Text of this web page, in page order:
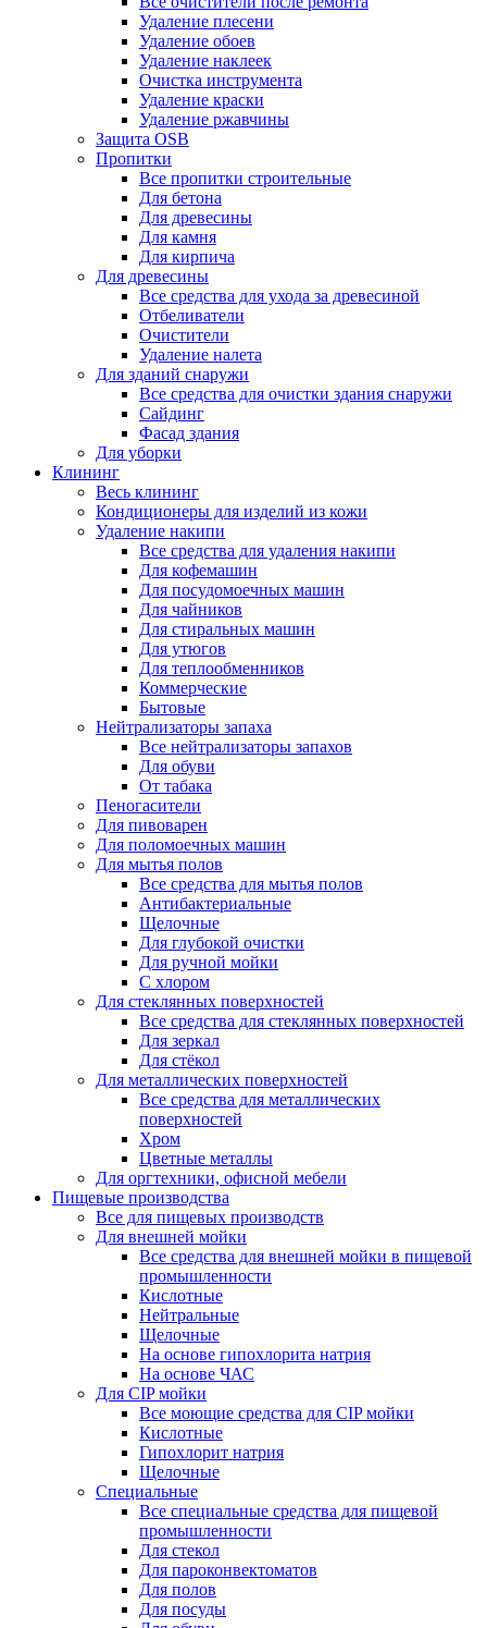
Удаление плесени
Удаление обоев
Удаление наклеек
Очистка инструмента
Удаление краски
Удаление ржавчины
Защита OSB
Пропитки
Все пропитки строительные
Для бетона
Для древесины
Для камня
Для кирпича
Для древесины
Все средства для ухода за древесиной
Отбеливатели
Очистители
Удаление налета
Для зданий снаружи
Все средства для очистки здания снаружи
Сайдинг
Фасад здания
Для уборки
Клининг
Весь клининг
Кондиционеры для изделий из кожи
Удаление накипи
Все средства для удаления накипи
Для кофемашин
Для посудомоечных машин
Для чайников
Для стиральных машин
Для утюгов
Для теплообменников
Коммерческие
Бытовые
Нейтрализаторы запаха
Все нейтрализаторы запахов
Для обуви
От табака
Пеногасители
Для пивоварен
Для поломоечных машин
Для мытья полов
Все средства для мытья полов
Антибактериальные
Щелочные
Для глубокой очистки
Для ручной мойки
С хлором
Для стеклянных поверхностей
Все средства для стеклянных поверхностей
Для зеркал
Для стёкол
Для металлических поверхностей
Все средства для металлических
поверхностей
Хром
Цветные металлы
Для оргтехники, офисной мебели
Пищевые производства
Все для пищевых производств
Для внешней мойки
Все средства для внешней мойки в пищевой
промышленности
Кислотные
Нейтральные
Щелочные
На основе гипохлорита натрия
На основе ЧАС
Для CIP мойки
Все моющие средства для CIP мойки
Кислотные
Гипохлорит натрия
Щелочные
Специальные
Все специальные средства для пищевой
промышленности
Для стекол
Для пароконвектоматов
Для полов
Для посуды